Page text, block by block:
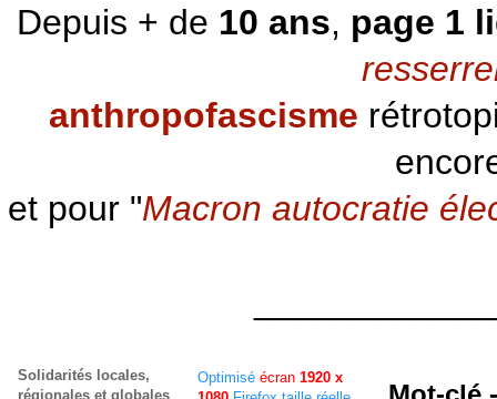
Depuis + de 10 ans, page 1
anthropofascisme
et pour "Macron autocratie
Optimisé écran 1920 x
Solidarités locales,
régionales et globales